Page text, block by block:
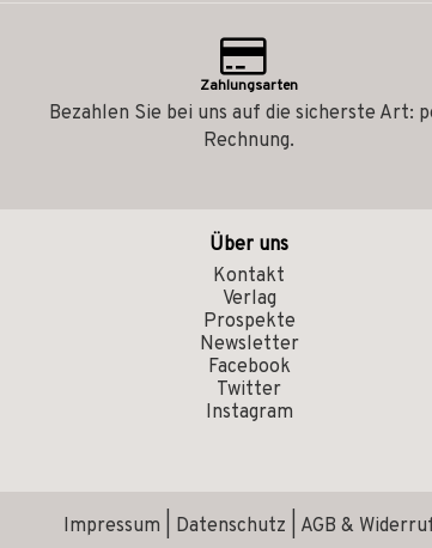
Zahlungsarten
Bezahlen Sie bei uns auf die sicherste Art:
Rechnung.
Über uns
Kontakt
Verlag
Prospekte
Newsletter
Facebook
Twitter
Instagram
Impressum Datenschutz AGB &